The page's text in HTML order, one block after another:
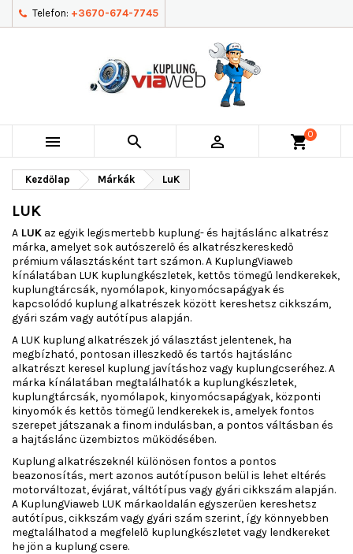
Telefon: +3670-674-7745
   shopping_cart0
Kezdőlap Márkák LuK
LUK
A LUK az egyik legismertebb kuplung- és hajtáslánc alkatrész
márka, amelyet sok autószerelő és alkatrészkereskedő
prémium választásként tart számon. A KuplungViaweb
kínálatában LUK kuplungkészletek, kettős tömegű lendkerekek,
kuplungtárcsák, nyomólapok, kinyomócsapágyak és
kapcsolódó kuplung alkatrészek között kereshetsz cikkszám,
gyári szám vagy autótípus alapján.
A LUK kuplung alkatrészek jó választást jelentenek, ha
megbízható, pontosan illeszkedő és tartós hajtáslánc
alkatrészt keresel kuplung javításhoz vagy kuplungcseréhez. A
márka kínálatában megtalálhatók a kuplungkészletek,
kuplungtárcsák, nyomólapok, kinyomócsapágyak, központi
kinyomók és kettős tömegű lendkerekek is, amelyek fontos
szerepet játszanak a finom indulásban, a pontos váltásban és
a hajtáslánc üzembiztos működésében.
Kuplung alkatrészeknél különösen fontos a pontos
beazonosítás, mert azonos autótípuson belül is lehet eltérés
motorváltozat, évjárat, váltótípus vagy gyári cikkszám alapján.
A KuplungViaweb LUK márkaoldalán egyszerűen kereshetsz
autótípus, cikkszám vagy gyári szám szerint, így könnyebben
megtalálhatod a megfelelő kuplungkészletet vagy lendkereket
he jön a kuplung csere.